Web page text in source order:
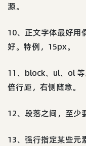
源。
10、正文字体最好
好。特例，15px。
11、block、ul、ol
倍行距，右侧随意。
12、段落之间，至少
13、强行指定某些